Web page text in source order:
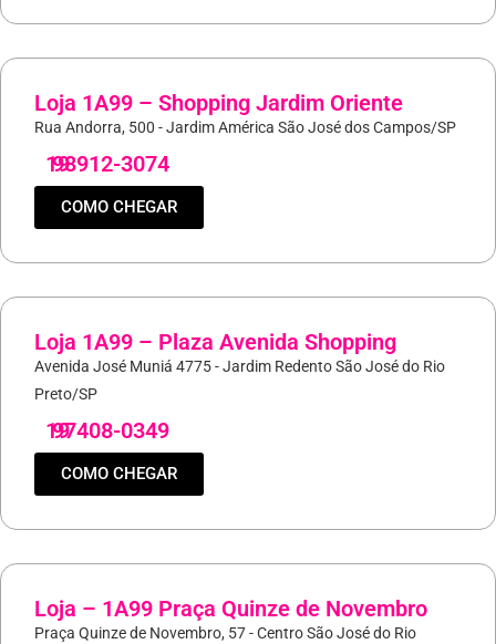
Loja 1A99 – Shopping Jardim Oriente
Rua Andorra, 500 - Jardim América São José dos Campos/SP
19
98912-3074
COMO CHEGAR
Loja 1A99 – Plaza Avenida Shopping
Avenida José Muniá 4775 - Jardim Redento São José do Rio
Preto/SP
19
97408-0349
COMO CHEGAR
Loja – 1A99 Praça Quinze de Novembro
Praça Quinze de Novembro, 57 - Centro São José do Rio